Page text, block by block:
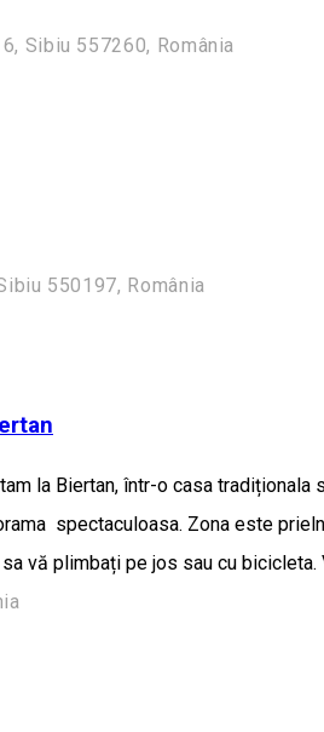
Sibiu 557260, România
550197, România
la Biertan, într-o casa
spectaculoasa. Zona este
vă plimbați pe jos sau cu